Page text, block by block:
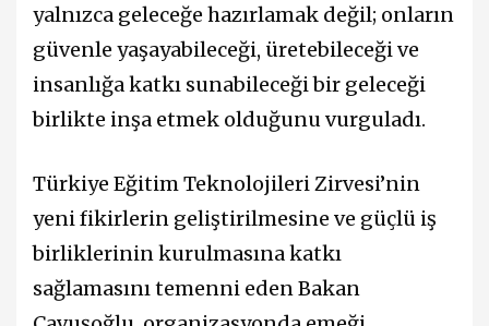
yalnızca geleceğe hazırlamak değil; onların
güvenle yaşayabileceği, üretebileceği ve
insanlığa katkı sunabileceği bir geleceği
birlikte inşa etmek olduğunu vurguladı.
Türkiye Eğitim Teknolojileri Zirvesi’nin
yeni fikirlerin geliştirilmesine ve güçlü iş
birliklerinin kurulmasına katkı
sağlamasını temenni eden Bakan